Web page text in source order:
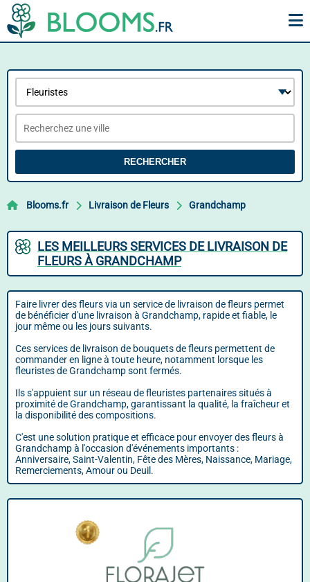
RECHERCHER
Blooms.fr Livraison de Fleurs Grandchamp
LES MEILLEURS SERVICES DE LIVRAISON DE
FLEURS À GRANDCHAMP
Faire livrer des fleurs via un service de livraison de fleurs permet
de bénéficier d'une livraison à Grandchamp, rapide et fiable, le
jour même ou les jours suivants.
Ces services de livraison de bouquets de fleurs permettent de
commander en ligne à toute heure, notamment lorsque les
fleuristes de Grandchamp sont fermés.
Ils s'appuient sur un réseau de fleuristes partenaires situés à
proximité de Grandchamp, garantissant la qualité, la fraîcheur et
la disponibilité des compositions.
C'est une solution pratique et efficace pour envoyer des fleurs à
Grandchamp à l'occasion d'événements importants :
Anniversaire, Saint-Valentin, Fête des Mères, Naissance, Mariage,
Remerciements, Amour ou Deuil.